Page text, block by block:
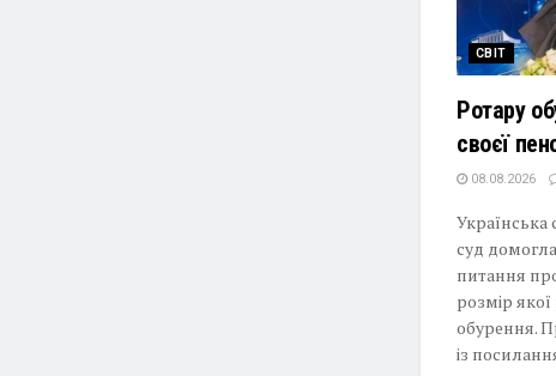
СВІТ
Ротару
своєї
08.08.2026
Українська
суд
питання
розмір
обурення.
із